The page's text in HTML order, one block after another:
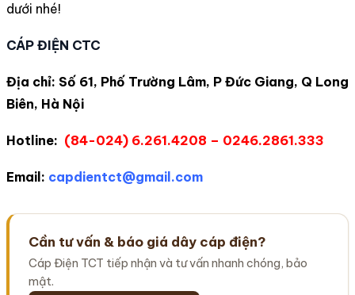
dưới nhé!
CÁP ĐIỆN CTC
Địa chỉ: Số 61, Phố Trường Lâm, P Đức Giang, Q Long
Biên, Hà Nội
Hotline: (84-024) 6.261.4208 – 0246.2861.333
Email: capdientct@gmail.com
Cần tư vấn & báo giá dây cáp điện?
Cáp Điện TCT tiếp nhận và tư vấn nhanh chóng, bảo
mật.